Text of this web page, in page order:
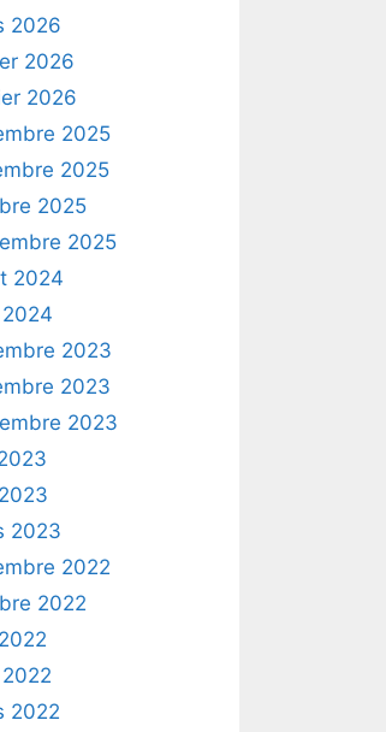
2026
2026
2026
2025
2025
2025
2025
2024
2023
2023
2023
2023
2022
2022
2022